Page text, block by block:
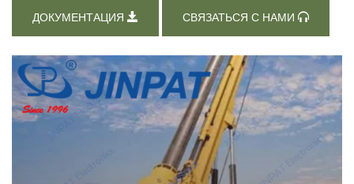
ДОКУМЕНТАЦИЯ СВЯЗАТЬСЯ С НАМИ